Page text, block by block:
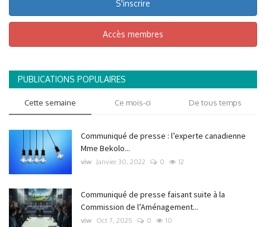
S'inscrire
Accès membres
PUBLICATIONS POPULAIRES
Cette semaine Ce mois-ci De tous temps
Communiqué de presse : l’experte canadienne
Mme Bekolo...
viw Janvier 30, 2022 0 12
Communiqué de presse faisant suite à la
Commission de l’Aménagement...
viw Oct 7, 2025 0 10